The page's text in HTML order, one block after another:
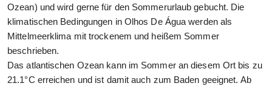
Ozean) und wird gerne für den Sommerurlaub gebucht. Die
klimatischen Bedingungen in Olhos De Água werden als
Mittelmeerklima mit trockenem und heißem Sommer
beschrieben.
Das atlantischen Ozean kann im Sommer an diesem Ort bis zu
21.1°C erreichen und ist damit auch zum Baden geeignet. Ab